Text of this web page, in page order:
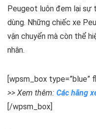
Peugeot luôn đem lại sự
dùng. Những chiếc xe
vận chuyển mà còn thể
nhân.
[wpsm_box type=”blue”
>> Xem thêm: Các hãng
[/wpsm_box]